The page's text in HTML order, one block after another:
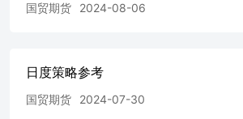
国贸期货 2024-08-06
日度策略参考
国贸期货 2024-07-30